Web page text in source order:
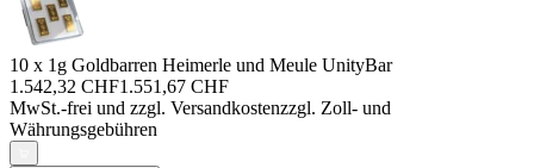
10 x 1g Goldbarren Heimerle und Meule UnityBar
1.542,32 CHF1.551,67 CHF
MwSt.-frei und zzgl. Versandkostenzzgl. Zoll- und
Währungsgebühren